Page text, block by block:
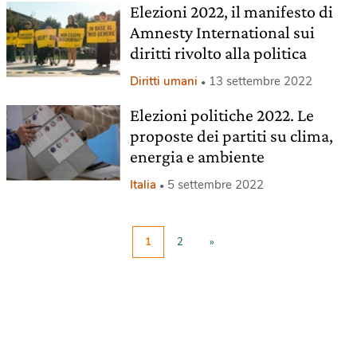
Elezioni 2022, il manifesto di
Amnesty International sui
diritti rivolto alla politica
Diritti umani 13 settembre 2022
Elezioni politiche 2022. Le
proposte dei partiti su clima,
energia e ambiente
Italia 5 settembre 2022
1 2 »